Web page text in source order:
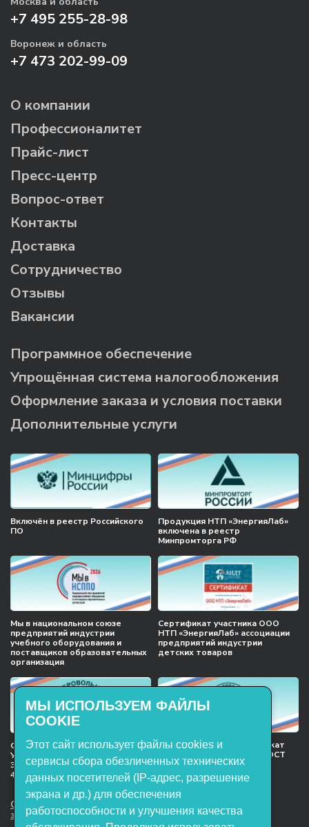
+7 495 255-28-98
Воронеж и область
+7 473 202-99-09
О компании
Профессионалитет
Прайс-лист
Пресс-центр
Вопрос-ответ
Контакты
Доставка
Сотрудничество
Отзывы
Вакансии
Программное обеспечение
Упрощённая система налогообложения
Оформление заказа и условия поставки
Дополнительные услуги
Включён в реестр Российского
ПО
Продукция НТП «ЭнергияЛаб»
включена в реестр
Минпромторга РФ
Мы в национальном союзе
предприятий индустрии
учебного оборудования и
поставщиков образовательных
организация
Сертификат участника ООО
НТП «ЭнергияЛаб» ассоциации
предприятий индустрии
детских товаров
Сертификат соответствия
Учебное оборудование, марки
ЭнергияЛаб ТУ 32.99.53–001–
47627947–2021 Серийный выпуск
Международный сертификат
менеджмента качества ГОСТ
ISO 9001:2015
ООО НТП «ЭнергияЛаб». Все права
защищены.
МЫ ИСПОЛЬЗУЕМ ФАЙЛЫ
COOKIE
Этот сайт использует файлы cookies и
сервисы сбора обезличенных технических
данных посетителей (IP-адрес, разрешение
экрана и др.) для обеспечения
работоспособности и улучшения качества